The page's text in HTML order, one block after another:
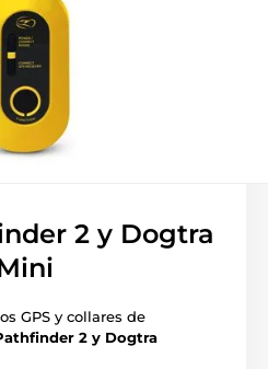
2 y Dogtra
GPS y collares de
2 y Dogtra